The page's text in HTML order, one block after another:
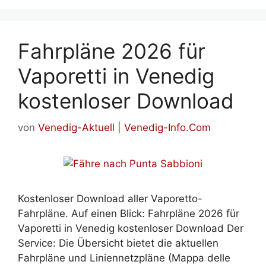
Fahrpläne 2026 für
Vaporetti in Venedig
kostenloser Download
von Venedig-Aktuell | Venedig-Info.Com
Kostenloser Download aller Vaporetto-
Fahrpläne. Auf einen Blick: Fahrpläne 2026 für
Vaporetti in Venedig kostenloser Download Der
Service: Die Übersicht bietet die aktuellen
Fahrpläne und Liniennetzpläne (Mappa delle